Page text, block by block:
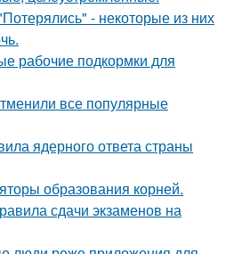
- некоторые из них
рабочие подкормки для
все популярные
ядерного ответа страны
образования корней.
сдачи экзаменов на